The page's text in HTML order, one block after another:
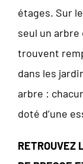
étages. Sur
seul un
trouvent
dans les
arbre :
doté d’une
RETROUVEZ